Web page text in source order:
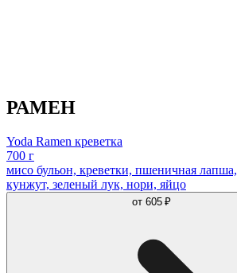
РАМЕН
Yoda Ramen креветка
700 г
мисо бульон, креветки, пшеничная
кунжут, зеленый лук, нори, яйцо
от 605 ₽